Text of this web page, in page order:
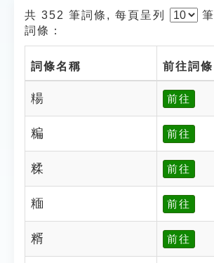
共 352 筆詞條, 每頁呈列 筆
詞條：
詞條名稱 前往詞條
糃 前往
糄 前往
糅 前往
糆 前往
糈 前往